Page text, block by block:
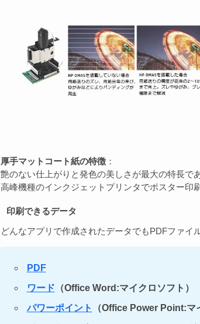
厚手マットコート紙の特徴：
艶のない仕上がりと発色の美しさが最大の特長で
高峰機種のインクジェットプリンタでポスター印
印刷できるデータ
どんなアプリで作成されたデータでもPDFファイ
PDF
ワード （Office Word:マイクロソフト）
パワーポイント
（Office Power Point:マ